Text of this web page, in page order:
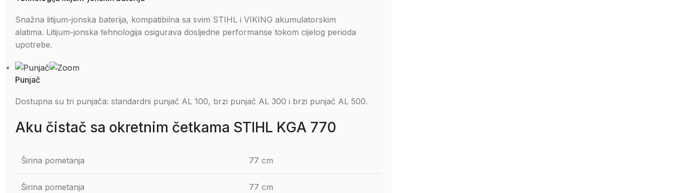
Snažna litijum-jonska baterija, kompatibilna sa svim STIHL i VIKING akumulatorskim
alatima. Litijum-jonska tehnologija osigurava dosljedne performanse tokom cijelog perioda
upotrebe.
Punjač
Dostupna su tri punjača: standardni punjač AL 100, brzi punjač AL 300 i brzi punjač AL 500.
Aku čistač sa okretnim četkama STIHL KGA 770
Širina pometanja 77 cm
Širina pometanja 77 cm